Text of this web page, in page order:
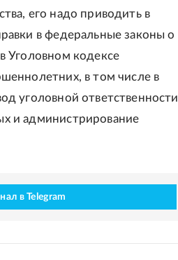
его надо приводить в
в федеральные законы о
Уголовном кодексе
в том числе в
уголовной ответственности
и администрирование
в Telegram